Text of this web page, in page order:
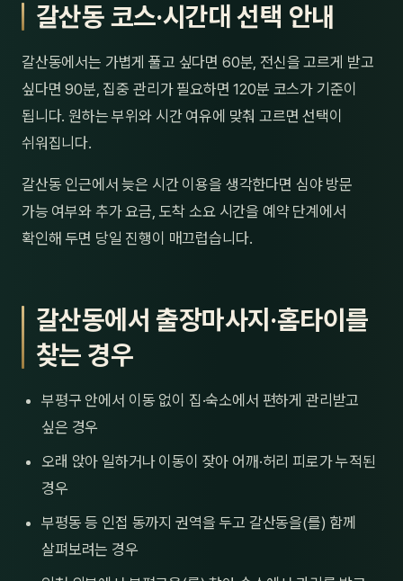
갈산동 코스·시간대 선택 안내
갈산동에서는 가볍게 풀고 싶다면 60분, 전신을 고르게 받고
싶다면 90분, 집중 관리가 필요하면 120분 코스가 기준이
됩니다. 원하는 부위와 시간 여유에 맞춰 고르면 선택이
쉬워집니다.
갈산동 인근에서 늦은 시간 이용을 생각한다면 심야 방문
가능 여부와 추가 요금, 도착 소요 시간을 예약 단계에서
확인해 두면 당일 진행이 매끄럽습니다.
갈산동에서 출장마사지·홈타이를
찾는 경우
부평구 안에서 이동 없이 집·숙소에서 편하게 관리받고
싶은 경우
오래 앉아 일하거나 이동이 잦아 어깨·허리 피로가 누적된
경우
부평동 등 인접 동까지 권역을 두고 갈산동을(를) 함께
살펴보려는 경우